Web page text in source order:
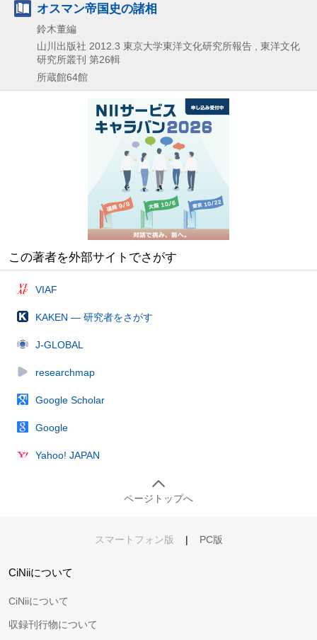
オスマン帝国史の諸相
鈴木董編
山川出版社 2012.3 東京大学東洋文化研究所報告 , 東洋文化
研究所叢刊 第26輯
所蔵館64館
この著者を外部サイトでさがす
VIAF
KAKEN — 研究者をさがす
J-GLOBAL
researchmap
Google Scholar
Google
Yahoo! JAPAN
ページトップへ
スマートフォン版 | PC版
CiNiiについて
CiNiiについて
収録刊行物について